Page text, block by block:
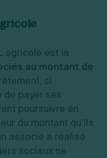
agricole est la
au montant de
si
de payer ses
poursuivre en
du montant qu’ils
associé a réalisé
sociaux ne